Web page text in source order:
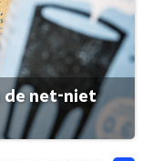
de net-niet